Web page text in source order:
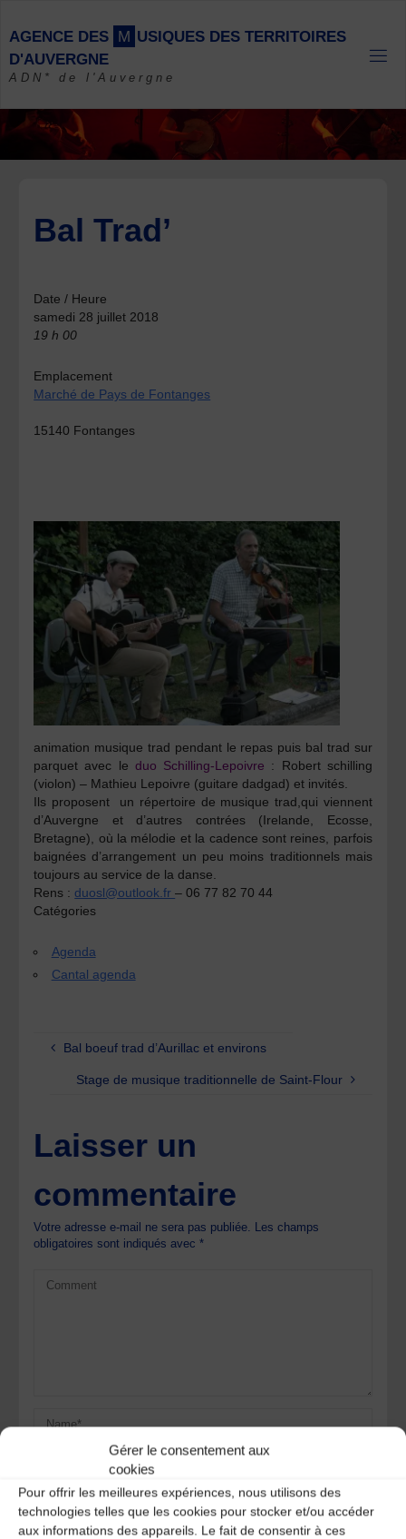
Gérer le consentement aux
cookies
Pour offrir les meilleures expériences, nous utilisons des
technologies telles que les cookies pour stocker et/ou accéder
aux informations des appareils. Le fait de consentir à ces
content
AGENCE DES M USIQUES DES TERRITOIRES
D'AUVERGNE
ADN* de l'Auvergne
Bal Trad’
Date / Heure
samedi 28 juillet 2018
19 h 00
Emplacement
Marché de Pays de Fontanges
15140 Fontanges
animation musique trad pendant le repas puis bal trad sur
parquet avec le duo Schilling-Lepoivre : Robert schilling
(violon) – Mathieu Lepoivre (guitare dadgad) et invités.
Ils proposent un répertoire de musique trad,qui viennent
d’Auvergne et d’autres contrées (Irelande, Ecosse,
Bretagne), où la mélodie et la cadence sont reines, parfois
baignées d’arrangement un peu moins traditionnels mais
toujours au service de la danse.
Rens : duosl@outlook.fr– 06 77 82 70 44
Catégories
Agenda
Cantal agenda
Bal boeuf trad d’Aurillac et environs
Stage de musique traditionnelle de Saint-Flour
Laisser un
commentaire
Votre adresse e-mail ne sera pas publiée. Les champs
obligatoires sont indiqués avec*